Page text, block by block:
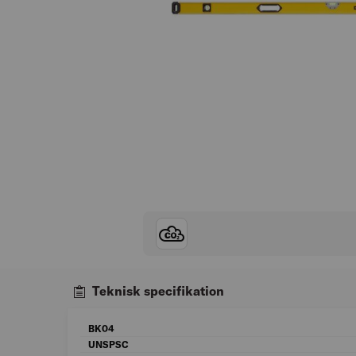
Teknisk specifikation
BK04
UNSPSC